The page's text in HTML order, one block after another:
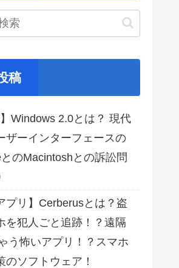
稿
】Windows 2.0とは？ 現代
ザーインターフェースの
のMacintoshとの訴訟問
プリ】Cerberusとは？盗
を犯人ごと追跡！？遠隔
う怖いアプリ！？スマホ
のソフトウェア！